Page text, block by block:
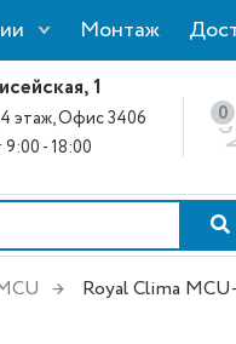
Монтаж
1
4 этаж, Офис 3406
- 18:00
0
Royal Clima